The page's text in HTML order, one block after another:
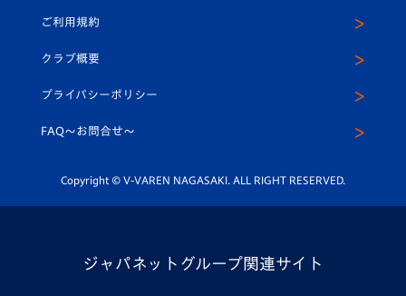
平和祈念活動
ホームタウン活動
スクール
ヴィヴィくんインスタグラム
公式LINE＠
ご利用規約
クラブ概要
プライバシーポリシー
FAQ〜お問合せ〜
Copyright © V-VAREN NAGASAKI. ALL RIGHT RESERVED.
ジャパネットグループ関連サイト